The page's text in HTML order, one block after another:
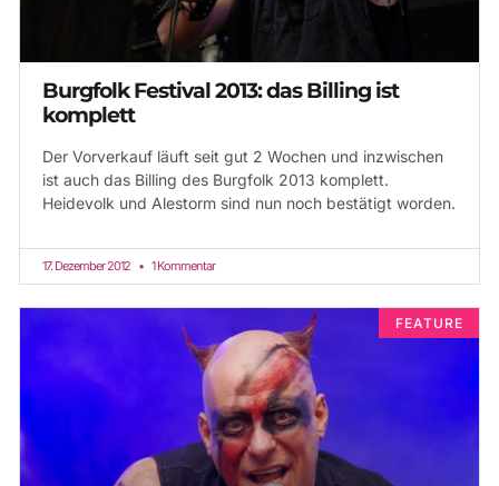
Burgfolk Festival 2013: das Billing ist
komplett
Der Vorverkauf läuft seit gut 2 Wochen und inzwischen
ist auch das Billing des Burgfolk 2013 komplett.
Heidevolk und Alestorm sind nun noch bestätigt worden.
17. Dezember 2012 1 Kommentar
FEATURE